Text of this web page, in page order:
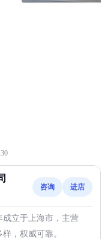
咨询 进店
成立于上海市，主营
，权威可靠。